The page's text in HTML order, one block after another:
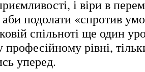
і віри в
аби подолати «спротив
спільноті ще один
професійному рівні,
уперед.